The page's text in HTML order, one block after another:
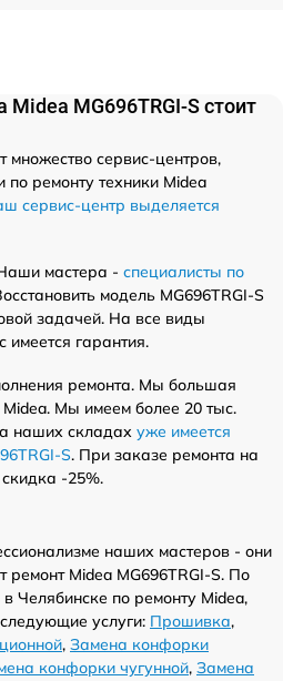
MG696TRGI-S стоит
множество сервис-центров,
ремонту техники Midea
сервис-центр выделяется
мастера - специалисты по
модель MG696TRGI-S
задачей. На все виды
имеется гарантия.
ремонта. Мы большая
Midea. Мы имеем более 20 тыс.
наших складах уже имеется
S. При заказе ремонта на
-25%.
наших мастеров - они
ремонт Midea MG696TRGI-S. По
Челябинске по ремонту Midea,
услуги: Прошивка,
, Замена конфорки
конфорки чугунной, Замена